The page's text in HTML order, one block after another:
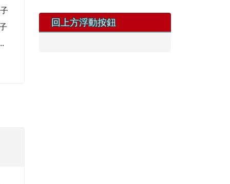
回上方浮動按鈕